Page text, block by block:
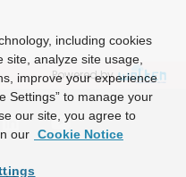
Powered by
including cookies
analyze site usage,
improve your experience
Settings” to manage your
our site, you agree to
our Cookie Notice